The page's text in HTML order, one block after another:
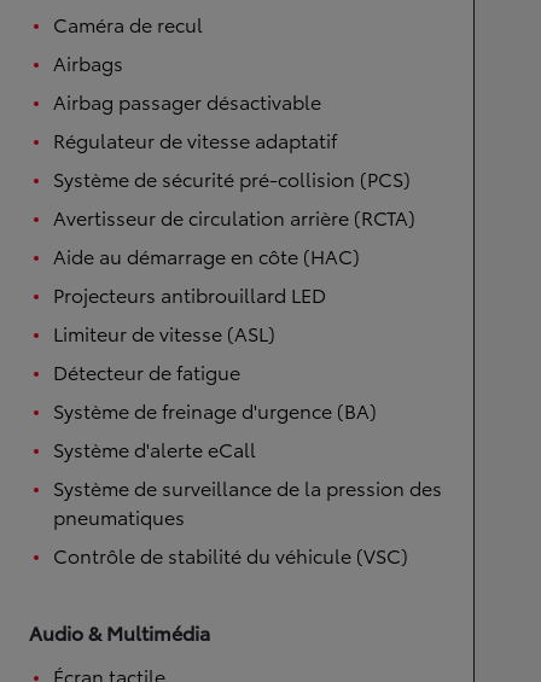
Caméra de recul
Airbags
Airbag passager désactivable
Régulateur de vitesse adaptatif
Système de sécurité pré-collision (PCS)
Avertisseur de circulation arrière (RCTA)
Aide au démarrage en côte (HAC)
Projecteurs antibrouillard LED
Limiteur de vitesse (ASL)
Détecteur de fatigue
Système de freinage d'urgence (BA)
Système d'alerte eCall
Système de surveillance de la pression des
pneumatiques
Contrôle de stabilité du véhicule (VSC)
Audio & Multimédia
Écran tactile